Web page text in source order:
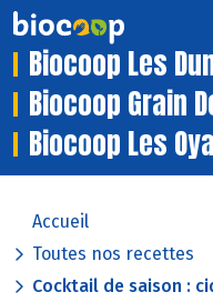
Biocoop Les
Biocoop Grain
Biocoop Les
Accueil
Toutes nos recettes
Cocktail de saison :